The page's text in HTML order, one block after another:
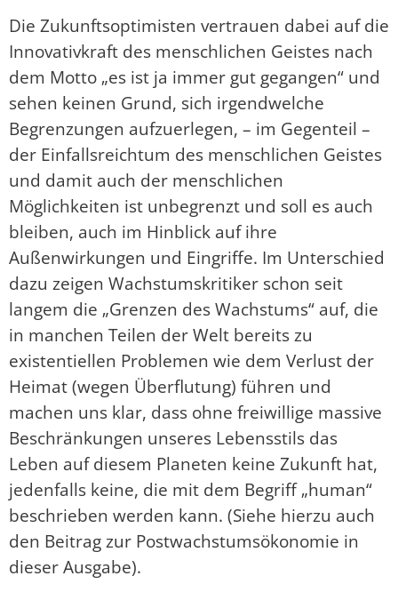
Die Zukunftsoptimisten vertrauen dabei auf die
Innovativkraft des menschlichen Geistes nach
dem Motto „es ist ja immer gut gegangen“ und
sehen keinen Grund, sich irgendwelche
Begrenzungen aufzuerlegen, – im Gegenteil –
der Einfallsreichtum des menschlichen Geistes
und damit auch der menschlichen
Möglichkeiten ist unbegrenzt und soll es auch
bleiben, auch im Hinblick auf ihre
Außenwirkungen und Eingriffe. Im Unterschied
dazu zeigen Wachstumskritiker schon seit
langem die „Grenzen des Wachstums“ auf, die
in manchen Teilen der Welt bereits zu
existentiellen Problemen wie dem Verlust der
Heimat (wegen Überflutung) führen und
machen uns klar, dass ohne freiwillige massive
Beschränkungen unseres Lebensstils das
Leben auf diesem Planeten keine Zukunft hat,
jedenfalls keine, die mit dem Begriff „human“
beschrieben werden kann. (Siehe hierzu auch
den Beitrag zur Postwachstumsökonomie in
dieser Ausgabe).